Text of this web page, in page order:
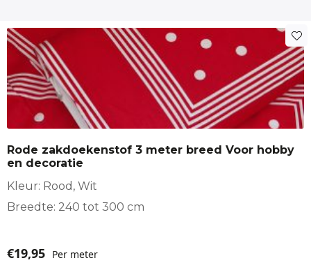
Rode zakdoekenstof 3 meter breed Voor hobby
en decoratie
Kleur: Rood, Wit
Breedte: 240 tot 300 cm
€19,95 Per meter